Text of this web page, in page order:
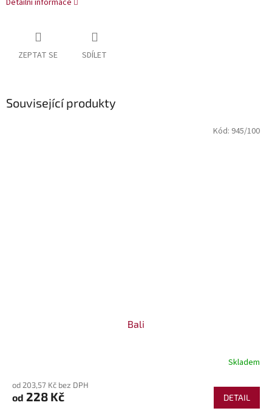
Detailní informace
ZEPTAT SE SDÍLET
Související produkty
Bali
Skladem
od 203,57 Kč bez DPH
od 228 Kč DETAIL
Kód: 945/100